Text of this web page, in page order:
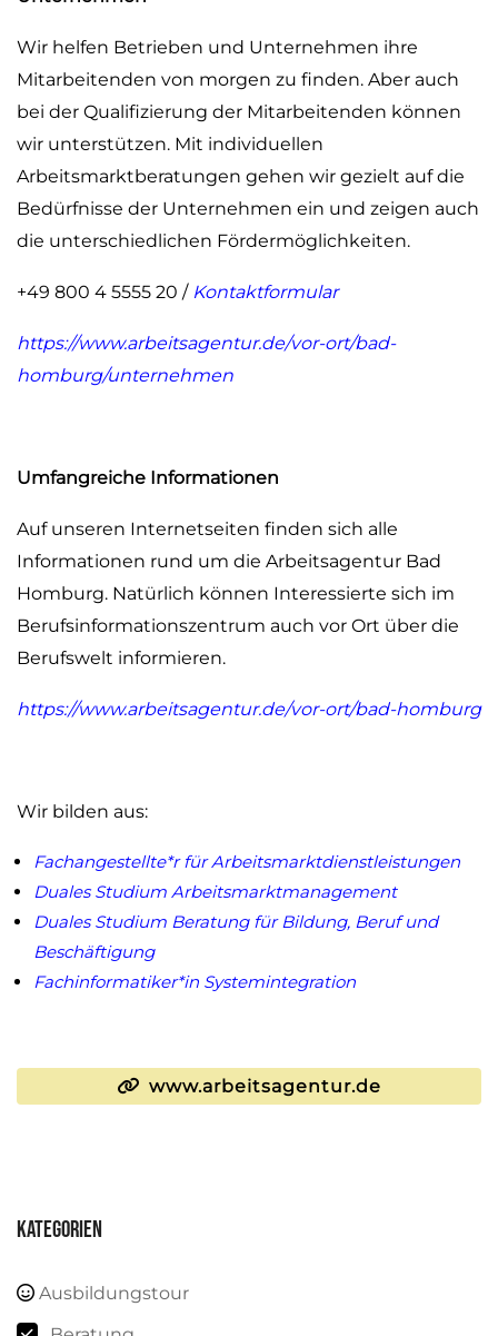
Wir helfen Betrieben und Unternehmen ihre
Mitarbeitenden von morgen zu finden. Aber auch
bei der Qualifizierung der Mitarbeitenden können
wir unterstützen. Mit individuellen
Arbeitsmarktberatungen gehen wir gezielt auf die
Bedürfnisse der Unternehmen ein und zeigen auch
die unterschiedlichen Fördermöglichkeiten.
+49 800 4 5555 20 / Kontaktformular
https://www.arbeitsagentur.de/vor-ort/bad-
homburg/unternehmen
Umfangreiche Informationen
Auf unseren Internetseiten finden sich alle
Informationen rund um die Arbeitsagentur Bad
Homburg. Natürlich können Interessierte sich im
Berufsinformationszentrum auch vor Ort über die
Berufswelt informieren.
https://www.arbeitsagentur.de/vor-ort/bad-homburg
Wir bilden aus:
Fachangestellte*r für Arbeitsmarktdienstleistungen
Duales Studium Arbeitsmarktmanagement
Duales Studium Beratung für Bildung, Beruf und
Beschäftigung
Fachinformatiker*in Systemintegration
www.arbeitsagentur.de
Kategorien
Ausbildungstour